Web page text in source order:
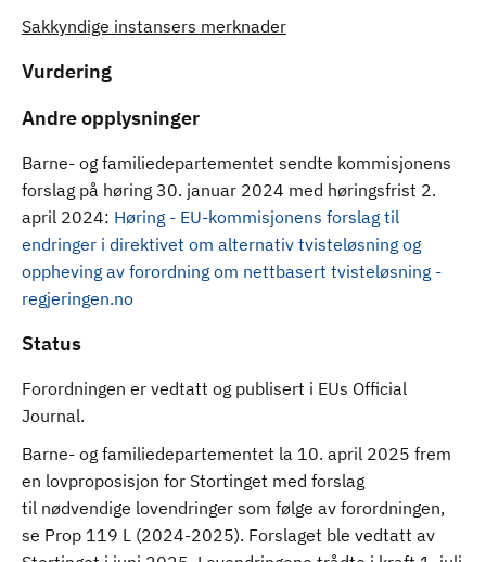
Sakkyndige instansers merknader
Vurdering
Andre opplysninger
Barne- og familiedepartementet sendte kommisjonens
forslag på høring 30. januar 2024 med høringsfrist 2.
april 2024: Høring - EU-kommisjonens forslag til
endringer i direktivet om alternativ tvisteløsning og
oppheving av forordning om nettbasert tvisteløsning -
regjeringen.no
Status
Forordningen er vedtatt og publisert i EUs Official
Journal.
Barne- og familiedepartementet la 10. april 2025 frem
en lovproposisjon for Stortinget med forslag
til nødvendige lovendringer som følge av forordningen,
se Prop 119 L (2024-2025). Forslaget ble vedtatt av